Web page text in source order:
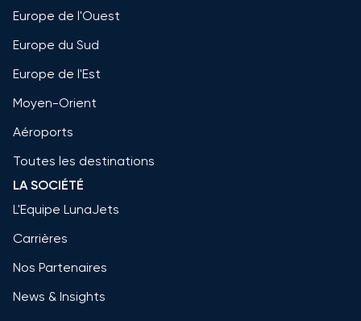
Europe de l'Ouest
Europe du Sud
Europe de l'Est
Moyen-Orient
Aéroports
Toutes les destinations
LA SOCIÉTÉ
L'Equipe LunaJets
Carrières
Nos Partenaires
News & Insights